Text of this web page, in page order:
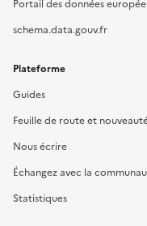
Portail des données
schema.data.gouv.fr
Plateforme
Guides
Feuille de route et
Nous écrire
Échangez avec la
Statistiques